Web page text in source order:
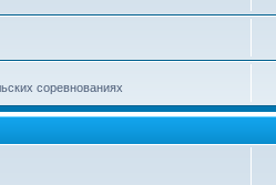
соревнованиях